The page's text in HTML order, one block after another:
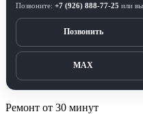
Позвоните: +7 (926) 888-77-25 или
Позвонить
MAX
Ремонт от 30 минут